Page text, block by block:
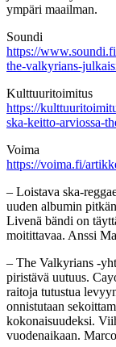
ympäri maailman.
Soundi
https://
the-valkyrians-
Kulttuuritoimitus
https://
ska-keitto-arviossa-
Voima
https://voima.fi/
– Loistava ska-
uuden albumin
Livenä bändi on
moitittavaa. Anssi
– The Valkyrians -
piristävä uutuus.
raitoja tutustua
onnistutaan
kokonaisuudeksi.
vuodenaikaan.